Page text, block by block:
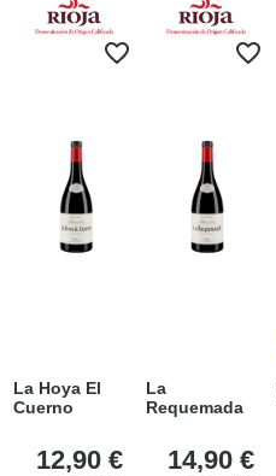
La Hoya El
Cuerno
12,90 €
La
Requemada
14,90 €